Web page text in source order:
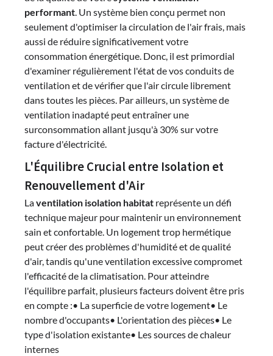
performant. Un système bien conçu permet non
seulement d'optimiser la circulation de l'air frais, mais
aussi de réduire significativement votre
consommation énergétique. Donc, il est primordial
d'examiner régulièrement l'état de vos conduits de
ventilation et de vérifier que l'air circule librement
dans toutes les pièces. Par ailleurs, un système de
ventilation inadapté peut entraîner une
surconsommation allant jusqu'à 30% sur votre
facture d'électricité.
L'Équilibre Crucial entre Isolation et
Renouvellement d'Air
Laventilation isolation habitat représente un défi
technique majeur pour maintenir un environnement
sain et confortable. Un logement trop hermétique
peut créer des problèmes d'humidité et de qualité
d'air, tandis qu'une ventilation excessive compromet
l'efficacité de la climatisation. Pour atteindre
l'équilibre parfait, plusieurs facteurs doivent être pris
en compte :• La superficie de votre logement• Le
nombre d'occupants• L'orientation des pièces• Le
type d'isolation existante• Les sources de chaleur
internes